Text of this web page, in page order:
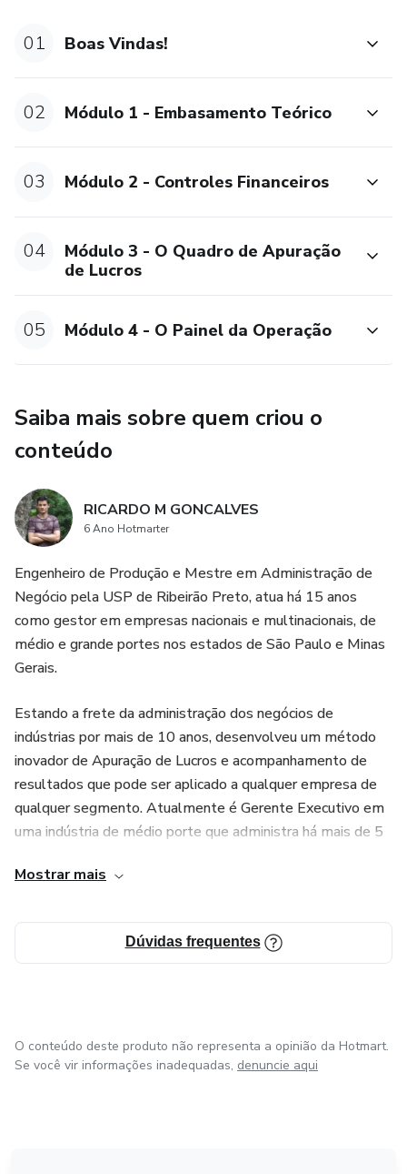
Administração de Negócios pela Universidade de São
Paulo (USP).
01 Boas Vindas!
02 Módulo 1 - Embasamento Teórico
03 Módulo 2 - Controles Financeiros
04
Módulo 3 - O Quadro de Apuração
de Lucros
05 Módulo 4 - O Painel da Operação
Saiba mais sobre quem criou o
conteúdo
RICARDO M GONCALVES
6 Ano Hotmarter
Engenheiro de Produção e Mestre em Administração de
Negócio pela USP de Ribeirão Preto, atua há 15 anos
como gestor em empresas nacionais e multinacionais, de
médio e grande portes nos estados de São Paulo e Minas
Gerais.
Estando a frete da administração dos negócios de
indústrias por mais de 10 anos, desenvolveu um método
inovador de Apuração de Lucros e acompanhamento de
resultados que pode ser aplicado a qualquer empresa de
qualquer segmento. Atualmente é Gerente Executivo em
uma indústria de médio porte que administra há mais de 5
Mostrar mais
Dúvidas frequentes
O conteúdo deste produto não representa a opinião da Hotmart.
Se você vir informações inadequadas, denuncie aqui